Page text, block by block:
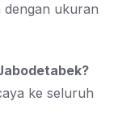
dengan ukuran
ke seluruh